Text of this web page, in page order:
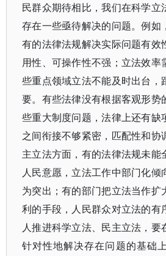
民群众期待相比，我们在科学立
存在一些亟待解决的问题。例如
有的法律法规解决实际问题有效
用性、可操作性不强；立法效率
些重点领域立法不能及时出台，
要。有些法律没有根据客观形势
些重大制度问题，法律上还有缺
之间衔接不够紧密，匹配性和协
主立法方面，有的法律法规未能
人民意愿，立法工作中部门化倾
为突出；有的部门把立法当作扩
利的手段，人民群众对立法的有
人推进科学立法、民主立法，要
针对性地解决存在问题的基础